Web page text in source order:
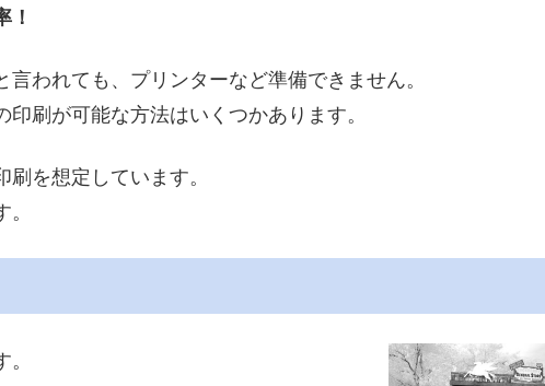
！
われても、プリンターなど準備できません。
刷が可能な方法はいくつかあります。
を想定しています。